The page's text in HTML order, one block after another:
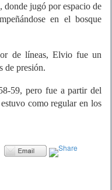
jugó por espacio de
en el bosque
de líneas, Elvio fue un
de presión.
59, pero fue a partir del
como regular en los